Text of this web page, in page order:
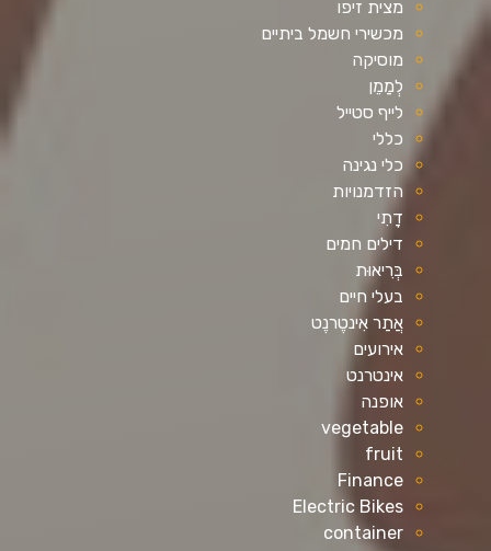
מצית זיפו
מכשירי חשמל ביתיים
מוסיקה
לְמַמֵן
לייף סטייל
כללי
כלי נגינה
הזדמנויות
דָתִי
דילים חמים
בְּרִיאוּת
בעלי חיים
אֲתַר אִינטֶרנֶט
אירועים
אינטרנט
אופנה
vegetable
fruit
Finance
Electric Bikes
container